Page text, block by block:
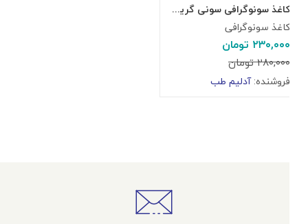
کاغذ سونوگرافی سونی گرید A
کاغذ سونوگرافی
۲۳۰,۰۰۰تومان
۲۸۰,۰۰۰تومان
فروشنده:آدلیم طب